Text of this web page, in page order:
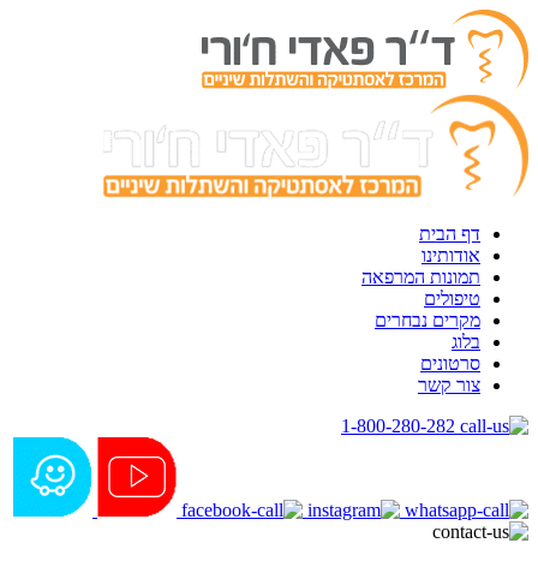
דף הבית
אודותינו
תמונות המרפאה
טיפולים
מקרים נבחרים
בלוג
סרטונים
צור קשר
1-800-280-282